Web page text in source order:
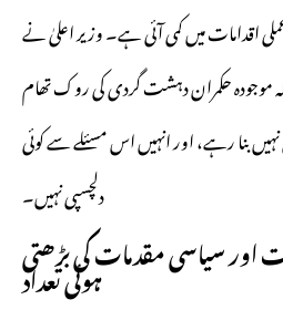
اقدامات میں کمی آئی ہے۔ وزیر اعلیٰ نے
موجودہ حکمران دہشت گردی کی روک تھام
بنا رہے، اور انہیں اس مسئلے سے کوئی
دلچسپی نہیں۔
اور سیاسی مقدمات کی بڑھتی
ہوئی تعداد